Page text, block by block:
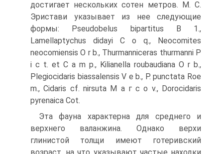
достигает не­скольких сотен метров. М. С.
Эристави указывает из нее следующие
формы: Pseudobelus bipartitus В 1.,
Lamellaptychus didayi С о q., Neo­comites
neocomiensis О r b., Thurmanniceras thurmanni P
і c t. et C a m p., Kilianella roubaudiana О r b.,
Plegiocidaris biassalensis V e b., P. punc­tata Roe
m., Cidaris cf. nirsuta M a г с о v., Dorocidaris
pyrenaica Cot.
Эта фауна характерна для среднего и
верхнего валанжина. Однако верхи
глинистой толщи имеют готеривский